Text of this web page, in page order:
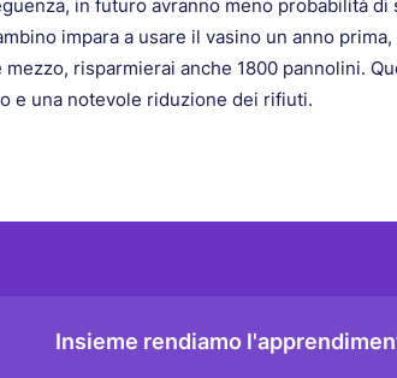
in futuro avranno meno probabilità
impara a usare il vasino un anno
mezzo, risparmierai anche 1800 pannolini.
e una notevole riduzione dei rifiuti.
Insieme rendiamo